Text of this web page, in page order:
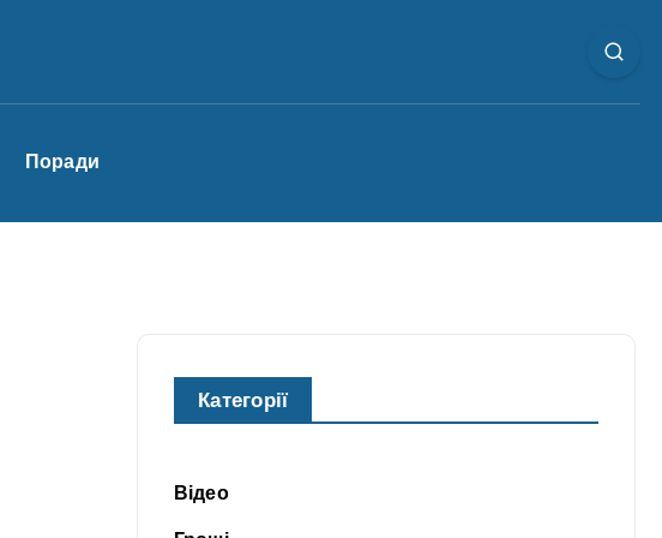
Поради
Категорії
Відео